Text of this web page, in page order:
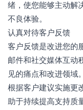
绪，使您能够主动解
不良体验。
认真对待客户反馈
客户反馈是改进您的
邮件和社交媒体互动
见的痛点和改进领域。
根据客户建议实施更
助于持续提高支持质